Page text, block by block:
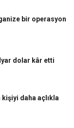
bir operasyon
dolar kâr etti
kişiyi daha açlıkla